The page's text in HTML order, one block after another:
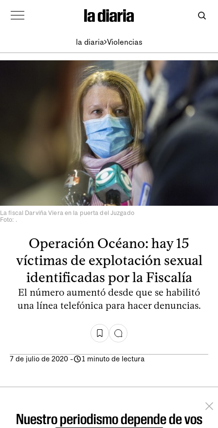
la diaria Violencias
La fiscal Darviña Viera en la puerta del Juzgado
Foto: .
Operación Océano: hay 15
víctimas de explotación sexual
identificadas por la Fiscalía
El número aumentó desde que se habilitó
una línea telefónica para hacer denuncias.
7 de julio de 2020 - 1 minuto de lectura
Nuestro periodismo depende de vos